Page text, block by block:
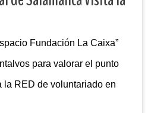
Fundación La Caixa”
para valorar el punto
la RED de voluntariado en